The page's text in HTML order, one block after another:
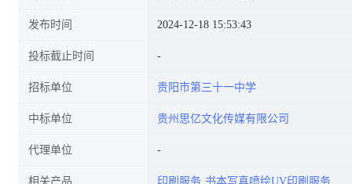
发布时间 2024-12-18 15:53:43
投标截止时间
招标单位 贵阳市第三十一中学
中标单位 贵州思亿文化传媒有限公司
代理单位
相关产品 印刷服务 书本写真喷绘UV印刷服务